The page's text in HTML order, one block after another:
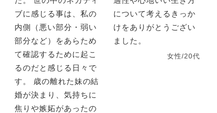
ブに感じる事は、私の
内側（悪い部分・弱い
部分など）をあらため
て確認するために起こ
るのだと感じる日々で
す。 歳の離れた妹の結
婚が決まり、気持ちに
焦りや嫉妬があったの
について考えるきっか
けをありがとうござい
ました。
女性/20代